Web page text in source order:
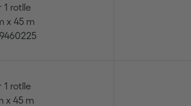
1 rotlle
x 45 m
1 rotlle
x 45 m